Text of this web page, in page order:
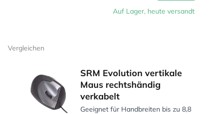
Auf Lager, heute versandt
Vergleichen
SRM Evolution vertikale
Maus rechtshändig
verkabelt
Geeignet für Handbreiten bis zu 8,8